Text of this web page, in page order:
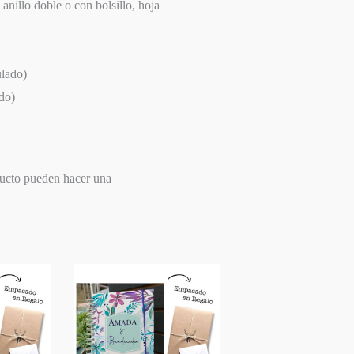
anillo doble o con bolsillo, hoja
pueden hacer una